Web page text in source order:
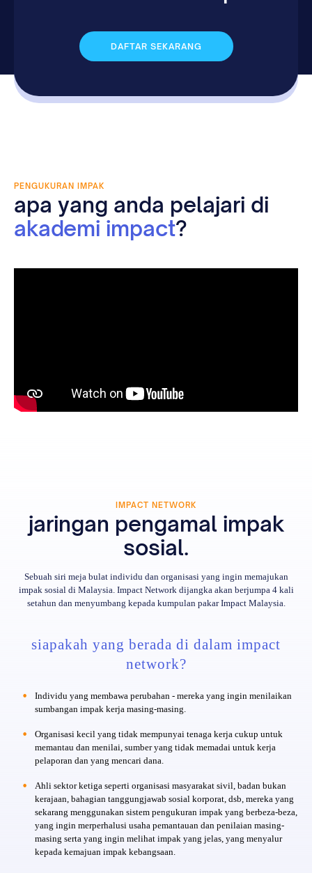
DAFTAR SEKARANG
PENGUKURAN IMPAK
apa yang anda pelajari di
akademi impact?
IMPACT NETWORK
jaringan pengamal impak
sosial.
Sebuah siri meja bulat individu dan organisasi yang ingin memajukan
impak sosial di Malaysia. Impact Network dijangka akan berjumpa 4 kali
setahun dan menyumbang kepada kumpulan pakar Impact Malaysia.
siapakah yang berada di dalam impact
network?
Individu yang membawa perubahan - mereka yang ingin menilaikan
sumbangan impak kerja masing-masing.
Organisasi kecil yang tidak mempunyai tenaga kerja cukup untuk
memantau dan menilai, sumber yang tidak memadai untuk kerja
pelaporan dan yang mencari dana.
Ahli sektor ketiga seperti organisasi masyarakat sivil, badan bukan
kerajaan, bahagian tanggungjawab sosial korporat, dsb, mereka yang
sekarang menggunakan sistem pengukuran impak yang berbeza-beza,
yang ingin merperhalusi usaha pemantauan dan penilaian masing-
masing serta yang ingin melihat impak yang jelas, yang menyalur
kepada kemajuan impak kebangsaan.